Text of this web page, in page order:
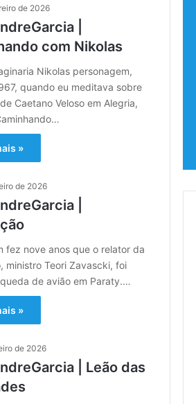
de 2026
|
com Nikolas
Nikolas personagem,
quando eu meditava sobre
Caetano Veloso em Alegria,
»
de 2026
|
fez nove anos que o relator da
ministro Teori Zavascki, foi
de avião em Paraty.…
»
de 2026
| Leão das